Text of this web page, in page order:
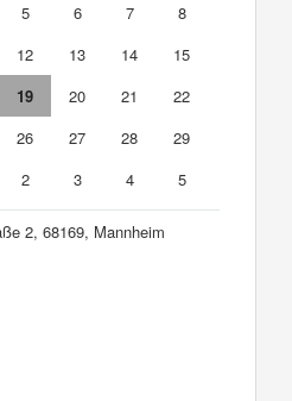
5 6 7
8
12 13 14
15
19 20 21
22
26 27 28
29
2 3 4 5
2, 68169, Mannheim